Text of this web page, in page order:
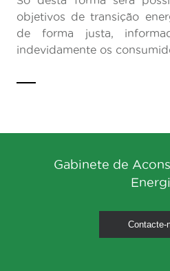
objetivos de transição
de forma justa,
indevidamente os
Gabinete de
Contacte-